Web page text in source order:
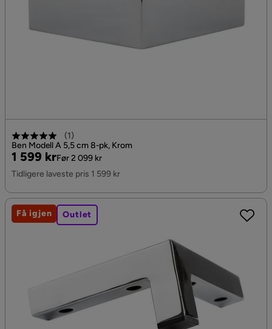
(1)
Ben Modell A 5,5 cm 8-pk, Krom
Pris
1 599 kr
Original
Pris
Før 2 099 kr
Tidligere laveste pris 1 599 kr
Få igjen Outlet